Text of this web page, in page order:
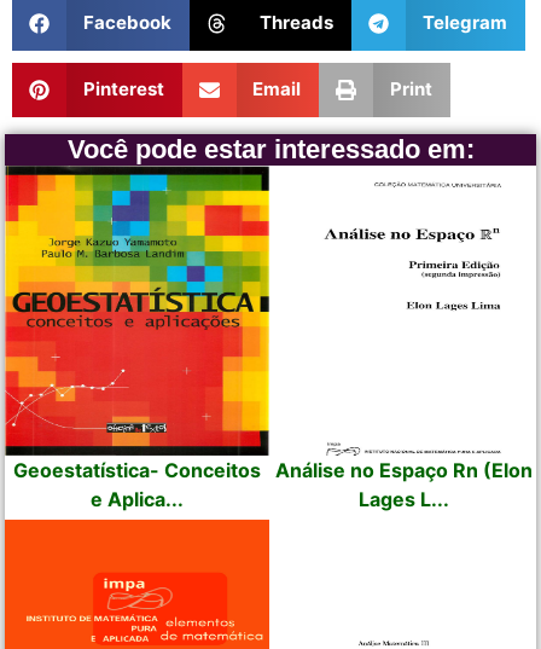
Facebook Threads Telegram
Pinterest Email Print
Você pode estar interessado em:
Geoestatística- Conceitos
e Aplica...
Análise no Espaço Rn (Elon
Lages L...